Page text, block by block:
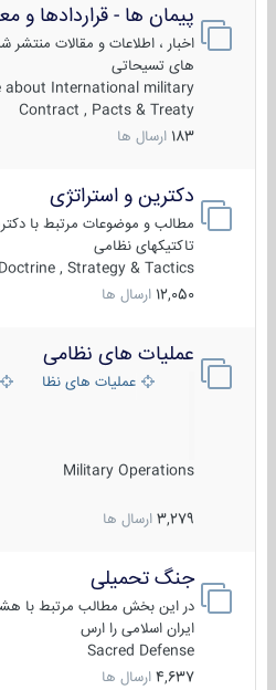
پیمان ها - قراردادها و
اخبار ، اطلاعات و مقالات منتشر
های تسیحاتی
about International military
Contract , Pacts & Treaty
183 ارسال ها
دکترین و استراتژی
مطالب و موضوعات مرتبط با
تاکتیکهای نظامی
Doctrine , Strategy & Tactics
12,050 ارسال ها
عملیات های نظامی
عملیات های نظامی ایران
Military Operations
3,279 ارسال ها
جنگ تحمیلی
در این بخش مطالب مرتبط با
ایران اسلامی را ارس
Sacred Defense
4,637 ارسال ها